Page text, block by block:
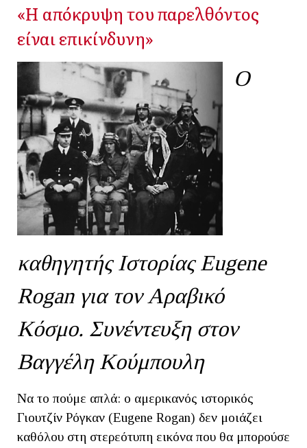
«Η απόκρυψη του παρελθόντος
είναι επικίνδυνη»
Ο
καθηγητής Ιστορίας Eugene
Rogan για τον Αραβικό
Κόσμο. Συνέντευξη στον
Βαγγέλη Κούμπουλη
Να το πούμε απλά: ο αμερικανός ιστορικός
Γιουτζίν Ρόγκαν (Eugene Rogan) δεν μοιάζει
καθόλου στη στερεότυπη εικόνα που θα μπορούσε